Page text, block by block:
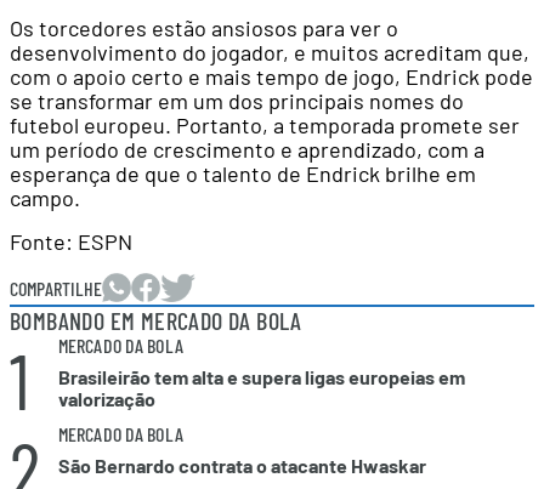
Os torcedores estão ansiosos para ver o
desenvolvimento do jogador, e muitos acreditam que,
com o apoio certo e mais tempo de jogo, Endrick pode
se transformar em um dos principais nomes do
futebol europeu. Portanto, a temporada promete ser
um período de crescimento e aprendizado, com a
esperança de que o talento de Endrick brilhe em
campo.
Fonte: ESPN
COMPARTILHE
BOMBANDO EM MERCADO DA BOLA
1
MERCADO DA BOLA
Brasileirão tem alta e supera ligas europeias em
valorização
2
MERCADO DA BOLA
São Bernardo contrata o atacante Hwaskar